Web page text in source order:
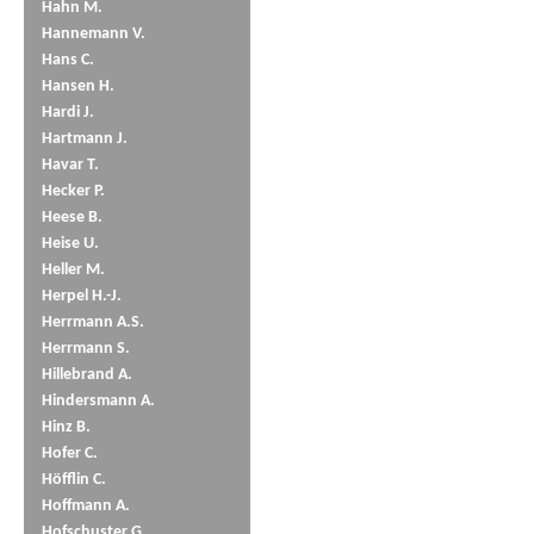
Hahn M.
Hannemann V.
Hans C.
Hansen H.
Hardi J.
Hartmann J.
Havar T.
Hecker P.
Heese B.
Heise U.
Heller M.
Herpel H.-J.
Herrmann A.S.
Herrmann S.
Hillebrand A.
Hindersmann A.
Hinz B.
Hofer C.
Höfflin C.
Hoffmann A.